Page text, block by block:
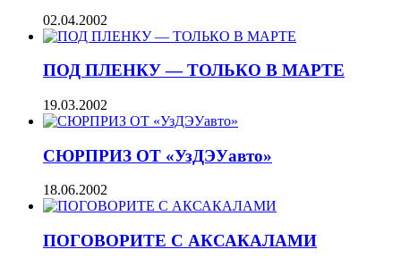
02.04.2002
ПОД ПЛЕНКУ — ТОЛЬКО В МАРТЕ
19.03.2002
СЮРПРИЗ ОТ «УзДЭУавто»
18.06.2002
ПОГОВОРИТЕ С АКСАКАЛАМИ